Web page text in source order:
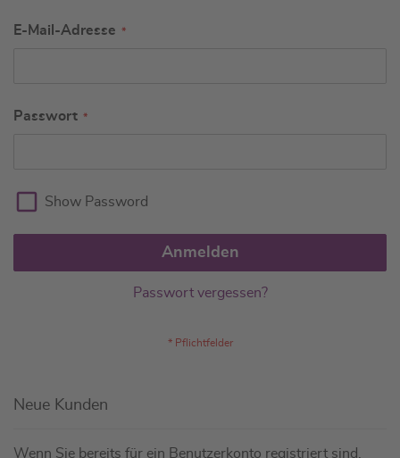
E-Mail-Adresse
Passwort
Show Password
Anmelden
Passwort vergessen?
Neue Kunden
Wenn Sie bereits für ein Benutzerkonto registriert sind,